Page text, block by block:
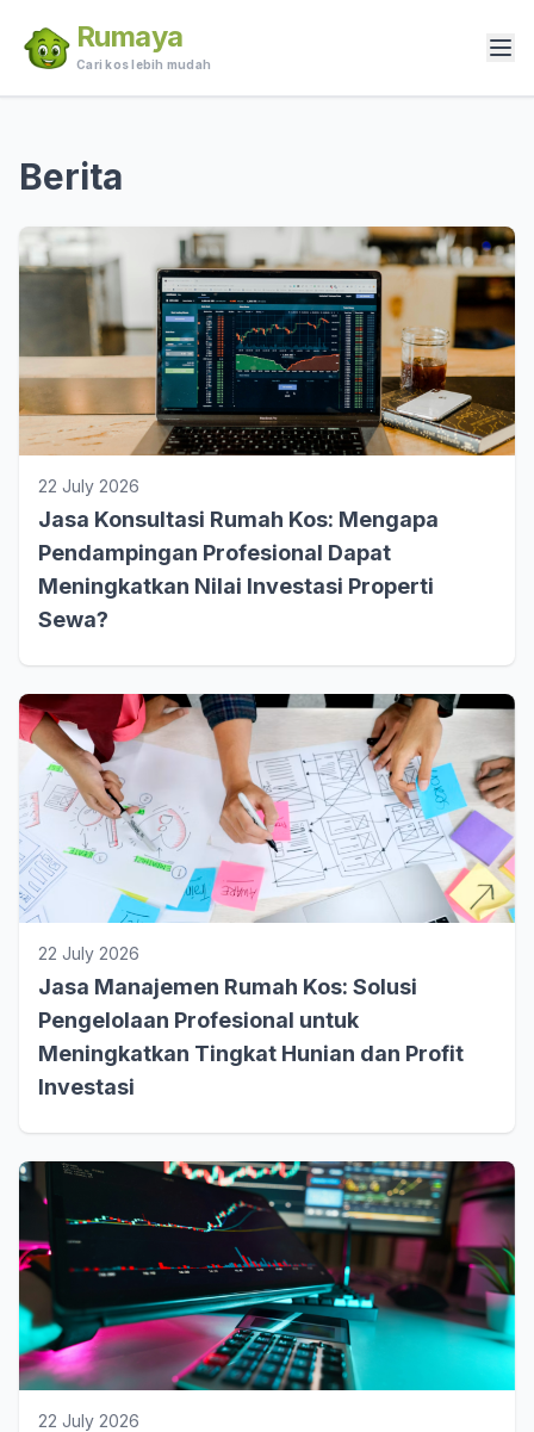
Rumaya
Cari kos lebih mudah
Berita
22 July 2026
Jasa Konsultasi Rumah Kos: Mengapa
Pendampingan Profesional Dapat
Meningkatkan Nilai Investasi Properti
Sewa?
22 July 2026
Jasa Manajemen Rumah Kos: Solusi
Pengelolaan Profesional untuk
Meningkatkan Tingkat Hunian dan Profit
Investasi
22 July 2026